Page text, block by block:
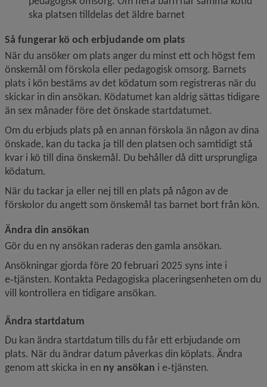
ska platsen tilldelas det äldre barnet
Så fungerar kö och erbjudande om plats
När du ansöker om plats anger du minst ett och högst fem
önskemål om förskola eller pedagogisk omsorg. Barnets
plats i kön bestäms av det ködatum som registreras när du
skickar in din ansökan. Ködatumet kan aldrig sättas tidigare
än sex månader före det önskade startdatumet.
Om du erbjuds plats på en annan förskola än någon av dina
önskade, kan du tacka ja till den platsen och samtidigt stå
kvar i kö till dina önskemål. Du behåller då ditt ursprungliga
ködatum.
När du tackar ja eller nej till en plats på någon av de
förskolor du angett som önskemål tas barnet bort från kön.
Ändra din ansökan
Gör du en ny ansökan raderas den gamla ansökan.
Ansökningar gjorda före 20 februari 2025 syns inte i
e‑tjänsten. Kontakta Pedagogiska placeringsenheten om du
vill kontrollera en tidigare ansökan.
Ändra startdatum
Du kan ändra startdatum tills du får ett erbjudande om
plats. När du ändrar datum påverkas din köplats. Ändra
genom att skicka in en ny ansökan i e‑tjänsten.